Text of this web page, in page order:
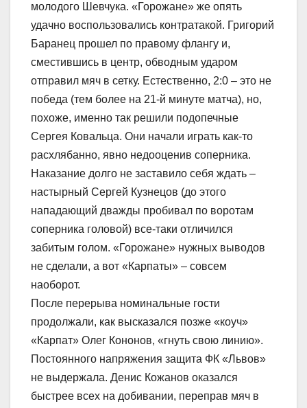
молодого Шевчука. «Горожане» же опять
удачно воспользовались контратакой. Григорий
Баранец прошел по правому флангу и,
сместившись в центр, обводным ударом
отправил мяч в сетку. Естественно, 2:0 – это не
победа (тем более на 21-й минуте матча), но,
похоже, именно так решили подопечные
Сергея Ковальца. Они начали играть как-то
расхлябанно, явно недооценив соперника.
Наказание долго не заставило себя ждать –
настырный Сергей Кузнецов (до этого
нападающий дважды пробивал по воротам
соперника головой) все-таки отличился
забитым голом. «Горожане» нужных выводов
не сделали, а вот «Карпаты» – совсем
наоборот.
После перерыва номинальные гости
продолжали, как высказался позже «коуч»
«Карпат» Олег Кононов, «гнуть свою линию».
Постоянного напряжения защита ФК «Львов»
не выдержала. Денис Кожанов оказался
быстрее всех на добивании, переправ мяч в